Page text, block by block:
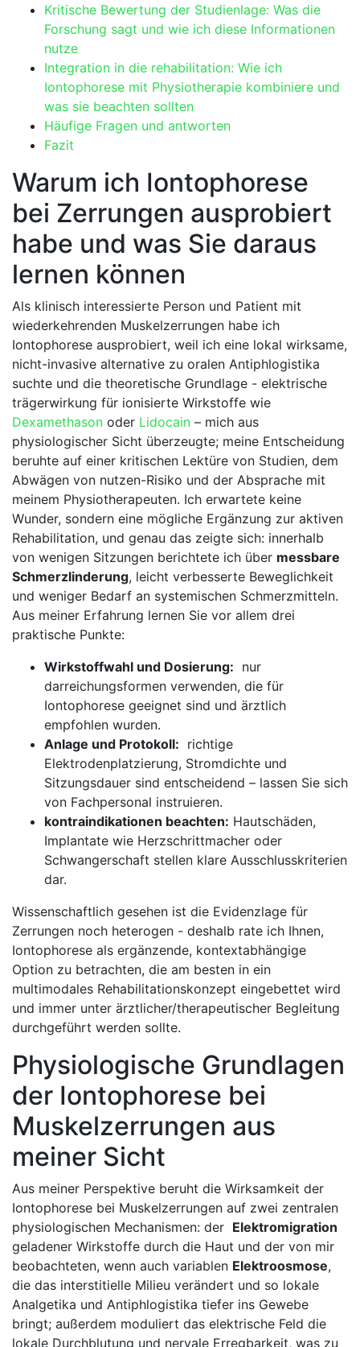
Kritische Bewertung der Studienlage:​ Was die
Forschung ‌sagt ​und wie ich diese Informationen
nutze
Integration in die rehabilitation: Wie ich
Iontophorese ⁤mit ⁤Physiotherapie kombiniere und
was⁤ sie ⁣beachten sollten
Häufige Fragen und ​antworten
Fazit
Warum ich Iontophorese
bei‌ Zerrungen ⁣ausprobiert
habe und was ‌Sie daraus
lernen können
Als klinisch interessierte Person und Patient mit
wiederkehrenden Muskelzerrungen habe ⁢ich‌
Iontophorese​ ausprobiert, weil⁤ ich eine⁢ lokal wirksame,
nicht-invasive alternative zu oralen⁢ Antiphlogistika
suchte und die theoretische Grundlage -​ elektrische
trägerwirkung für ionisierte Wirkstoffe ⁤wie
Dexamethason ‌oder Lidocain – ​mich aus
physiologischer Sicht überzeugte; meine Entscheidung
beruhte auf⁣ einer kritischen Lektüre von Studien, dem
Abwägen von nutzen-Risiko ⁣und der Absprache mit
meinem Physiotherapeuten. ⁣Ich erwartete keine
Wunder, ‌sondern eine mögliche Ergänzung ⁢zur aktiven
Rehabilitation, und genau das zeigte sich: innerhalb
von wenigen⁢ Sitzungen berichtete ich über messbare
Schmerzlinderung, leicht ​verbesserte Beweglichkeit
und weniger Bedarf an systemischen Schmerzmitteln.⁤
Aus meiner Erfahrung lernen Sie‌ vor​ allem drei
praktische Punkte:
Wirkstoffwahl‌ und Dosierung: ⁣ nur
darreichungsformen verwenden, die für
Iontophorese geeignet sind​ und ⁢ärztlich
empfohlen ⁣wurden.
Anlage und Protokoll: ⁣ richtige​
Elektrodenplatzierung, Stromdichte und
Sitzungsdauer sind entscheidend – lassen Sie‍ sich
von Fachpersonal instruieren.
kontraindikationen beachten: Hautschäden,
‌Implantate wie Herzschrittmacher oder
Schwangerschaft stellen klare Ausschlusskriterien
dar.
Wissenschaftlich‌ gesehen ist die Evidenzlage für
Zerrungen noch heterogen ⁤- deshalb rate ich Ihnen,
Iontophorese als ergänzende,‍ kontextabhängige
Option zu betrachten, ⁤die am besten in​ ein‌
multimodales Rehabilitationskonzept ‍eingebettet​ wird
und immer unter ärztlicher/therapeutischer ⁤Begleitung
durchgeführt werden sollte.
Physiologische Grundlagen
​der ‌Iontophorese ⁢bei
Muskelzerrungen⁤ aus
meiner Sicht
Aus meiner ​Perspektive beruht die Wirksamkeit der
Iontophorese bei ⁣Muskelzerrungen auf zwei​ zentralen‌
physiologischen Mechanismen: der ​ Elektromigration
geladener Wirkstoffe durch die Haut und der von mir
beobachteten, wenn auch variablen Elektroosmose,
die das interstitielle Milieu verändert und so lokale ​
Analgetika und⁤ Antiphlogistika tiefer ins Gewebe
‍bringt; außerdem moduliert das​ elektrische Feld ‌die
lokale Durchblutung und ⁢nervale Erregbarkeit, was zu⁤